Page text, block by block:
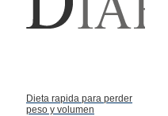
Dieta rapida para perder
peso y volumen